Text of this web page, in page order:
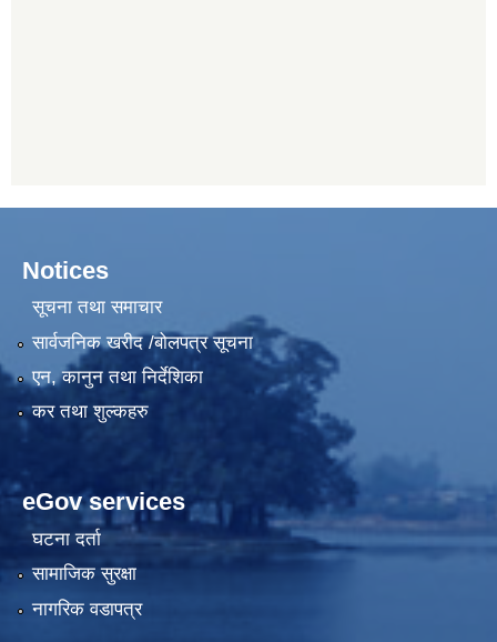
Notices
सूचना तथा समाचार
सार्वजनिक खरीद /बोलपत्र सूचना
एन, कानुन तथा निर्देशिका
कर तथा शुल्कहरु
eGov services
घटना दर्ता
सामाजिक सुरक्षा
नागरिक वडापत्र